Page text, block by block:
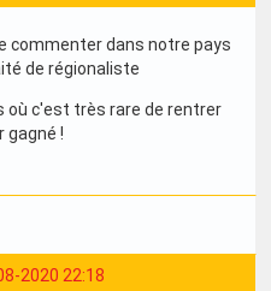
commenter dans notre pays
de régionaliste
où c'est très rare de rentrer
gagné !
2020 22:18